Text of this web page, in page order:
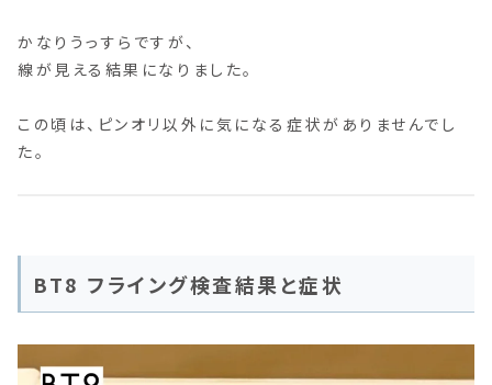
かなりうっすらですが、
線が見える結果になりました。
この頃は、ピンオリ以外に気になる症状がありませんでし
た。
BT8 フライング検査結果と症状